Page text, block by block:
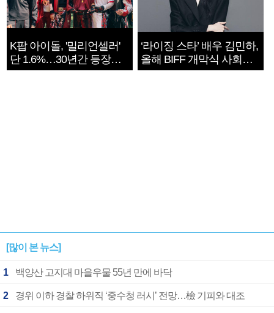
K팝 아이돌, '밀리언셀러'
단 1.6%…30년간 등장
1182개팀 전수조사
‘라이징 스타’ 배우 김민하,
올해 BIFF 개막식 사회자
확정
[많이 본 뉴스]
1 백양산 고지대 마을우물 55년 만에 바닥
2 경위 이하 경찰 하위직 ‘중수청 러시’ 전망…檢 기피와 대조